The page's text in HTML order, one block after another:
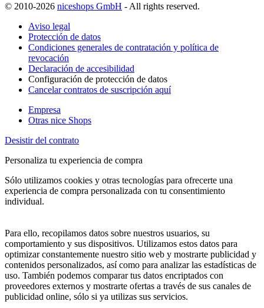
© 2010-2026 niceshops GmbH - All rights reserved.
Aviso legal
Protección de datos
Condiciones generales de contratación y política de
revocación
Declaración de accesibilidad
Configuración de protección de datos
Cancelar contratos de suscripción aquí
Empresa
Otras nice Shops
Desistir del contrato
Personaliza tu experiencia de compra
Sólo utilizamos cookies y otras tecnologías para ofrecerte una
experiencia de compra personalizada con tu consentimiento
individual.
Para ello, recopilamos datos sobre nuestros usuarios, su
comportamiento y sus dispositivos. Utilizamos estos datos para
optimizar constantemente nuestro sitio web y mostrarte publicidad y
contenidos personalizados, así como para analizar las estadísticas de
uso. También podemos comparar tus datos encriptados con
proveedores externos y mostrarte ofertas a través de sus canales de
publicidad online, sólo si ya utilizas sus servicios.